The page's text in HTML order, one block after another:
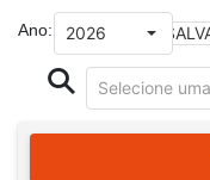
Ano: